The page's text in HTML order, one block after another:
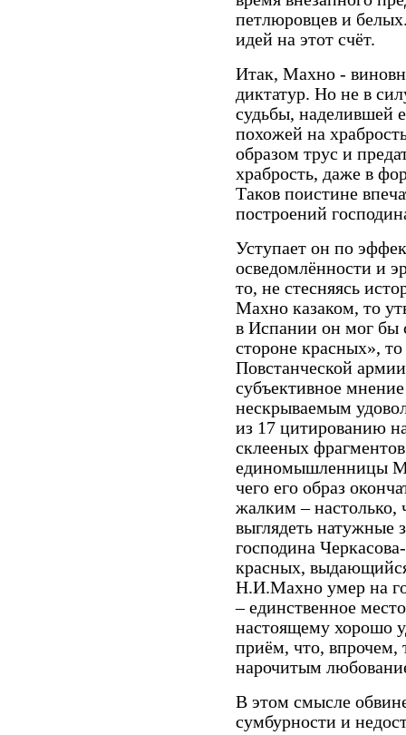
петлюровцев и
идей на этот счёт.
Итак, Махно -
диктатур. Но не в
судьбы, наделившей
похожей на
образом трус и
храбрость, даже в
Таков поистине
построений
Уступает он по
осведомлённости и
то, не стесняясь
Махно казаком, то
в Испании он мог бы
стороне красных»,
Повстанческой
субъективное
нескрываемым
из 17 цитированию
склееных
единомышленницы
чего его образ
жалким –
выглядеть натужные
господина
красных,
Н.И.Махно умер на
– единственное
настоящему хорошо
приём, что, впрочем,
нарочитым
В этом смысле
сумбурности и